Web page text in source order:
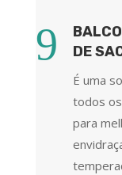
9
DE
É uma
todos
para